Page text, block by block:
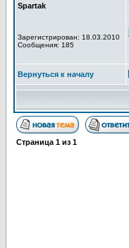
Spartak
Зарегистрирован: 18.03.2010
Сообщения: 185
Вернуться к началу
Страница 1 из 1